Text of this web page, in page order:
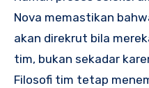
Nova memastikan
akan direkrut bila
tim, bukan sekadar
Filosofi tim tetap